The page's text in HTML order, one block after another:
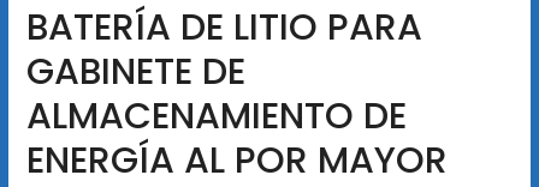
BATERÍA DE LITIO PARA
GABINETE DE
ALMACENAMIENTO DE
ENERGÍA AL POR MAYOR